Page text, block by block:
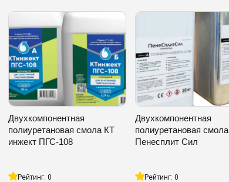
Двухкомпонентная
полиуретановая смола КТ
инжект ПГС-108
Рейтинг: 0
Двухкомпонентная
полиуретановая смола
Пенесплит Сил
Рейтинг: 0